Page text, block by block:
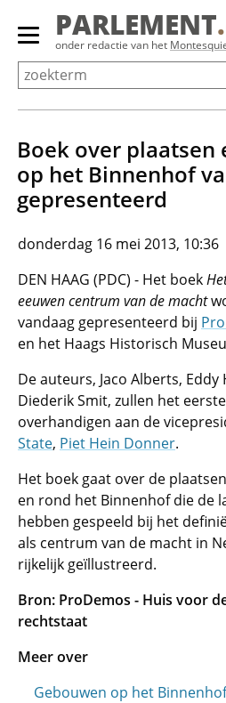
Overslaan
Primair
menu
tonen/verbergen
PARLEMENT
onder redactie van het
Boek over plaatsen
op het Binnenhof
gepresenteerd
donderdag 16 mei 2013, 10:36
DEN HAAG (PDC) - Het boek
eeuwen centrum van de macht
vandaag gepresenteerd bij
en het Haags Historisch
De auteurs, Jaco Alberts, Eddy
Diederik Smit, zullen het
overhandigen aan de
State, Piet Hein Donner.
Het boek gaat over de
en rond het Binnenhof die de
hebben gespeeld bij het
als centrum van de macht in
rijkelijk geïllustreerd.
Bron: ProDemos - Huis voor
rechtstaat
Meer over
Gebouwen op het Binnenhof